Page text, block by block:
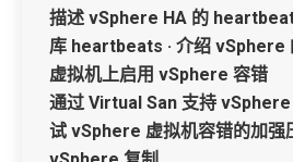
描述 vSphere HA 的
库 heartbeats · 介绍 vSphere
虚拟机上启用 vSphere 容错
通过 Virtual San 支持 vSphere
试 vSphere 虚拟机容错的加强